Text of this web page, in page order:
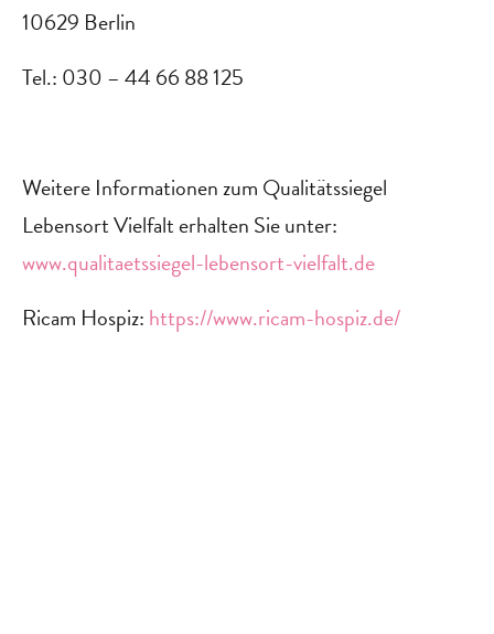
10629 Berlin
Tel.: 030 – 44 66 88 125
Weitere Informationen zum Qualitätssiegel
Lebensort Vielfalt erhalten Sie unter:
www.qualitaetssiegel-lebensort-vielfalt.de
Ricam Hospiz: https://www.ricam-hospiz.de/